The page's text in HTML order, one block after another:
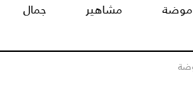
موضة مشاهير جمال